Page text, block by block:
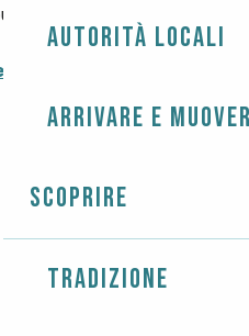
Autorità locali
Arrivare e
Scoprire
Tradizione
29760
arrivare